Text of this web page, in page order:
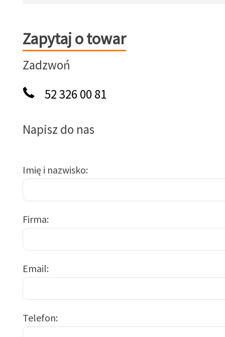
Zapytaj o towar
Zapytaj o towar
Zadzwoń
52 326 00 81
Napisz do nas
Imię i nazwisko
Firma
Email
Telefon